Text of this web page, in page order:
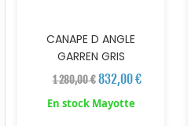
CANAPE D ANGLE
GARREN GRIS
1 280,00 € 832,00 €
En stock Mayotte